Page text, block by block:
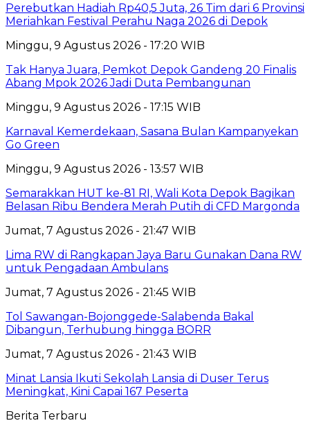
Perebutkan Hadiah Rp40,5 Juta, 26 Tim dari 6 Provinsi
Meriahkan Festival Perahu Naga 2026 di Depok
Minggu, 9 Agustus 2026 - 17:20 WIB
Tak Hanya Juara, Pemkot Depok Gandeng 20 Finalis
Abang Mpok 2026 Jadi Duta Pembangunan
Minggu, 9 Agustus 2026 - 17:15 WIB
Karnaval Kemerdekaan, Sasana Bulan Kampanyekan
Go Green
Minggu, 9 Agustus 2026 - 13:57 WIB
Semarakkan HUT ke-81 RI, Wali Kota Depok Bagikan
Belasan Ribu Bendera Merah Putih di CFD Margonda
Jumat, 7 Agustus 2026 - 21:47 WIB
Lima RW di Rangkapan Jaya Baru Gunakan Dana RW
untuk Pengadaan Ambulans
Jumat, 7 Agustus 2026 - 21:45 WIB
Tol Sawangan-Bojonggede-Salabenda Bakal
Dibangun, Terhubung hingga BORR
Jumat, 7 Agustus 2026 - 21:43 WIB
Minat Lansia Ikuti Sekolah Lansia di Duser Terus
Meningkat, Kini Capai 167 Peserta
Berita Terbaru